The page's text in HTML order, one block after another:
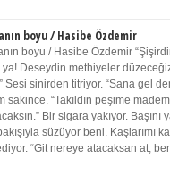
boyu / Hasibe Özdemir
boyu / Hasibe Özdemir
Deseydin methiyeler
Sesi sinirden titriyor. “Sana gel
sakince. “Takıldın peşime
Bir sigara yakıyor. Başını
süzüyor beni. Kaşlarımı
“Git nereye atacaksan at,